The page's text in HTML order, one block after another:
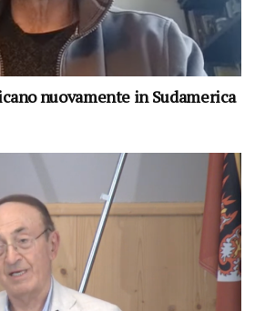
nuovamente in Sudamerica